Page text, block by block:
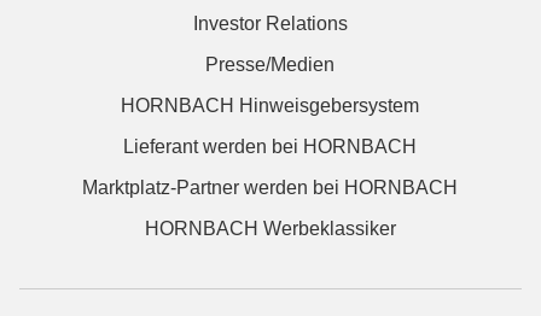
Investor Relations
Presse/Medien
HORNBACH Hinweisgebersystem
Lieferant werden bei HORNBACH
Marktplatz-Partner werden bei HORNBACH
HORNBACH Werbeklassiker